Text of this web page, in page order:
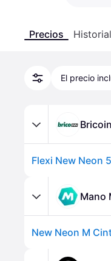
Precios
El precio
Flexi New Neon
Mano
New Neon M